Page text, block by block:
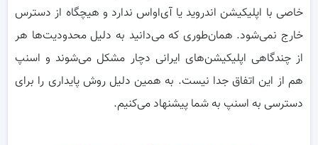
خاصی با اپلیکیشن اندروید یا آی‌اواس ندارد و هیچگاه از دسترس
خارج نمی‌شود. همان‌طوری که می‌دانید به دلیل محدودیت‌ها هر
از چندگاهی اپلیکیشن‌های ایرانی دچار مشکل می‌شوند و اسنپ
هم از این اتفاق جدا نیست. به همین دلیل روش پایداری را برای
دسترسی به اسنپ به شما پیشنهاد می‌کنیم.